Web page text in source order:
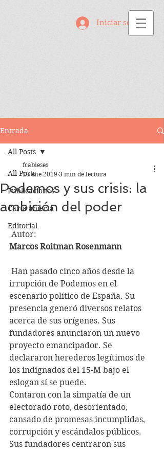
Iniciar sesión
Entrada
All Posts
Publicaciones
Carta abierta
Editorial
All Posts
Podemos y sus crisis: la
ambición del poder
fcabieses
25 ene 2019 3 min de lectura
Autor:
Marcos Roitman Rosenmann
irrupción de Podemos en el
escenario político de España. Su
presencia generó diversos relatos
acerca de sus orígenes. Sus
fundadores anunciaron un nuevo
proyecto emancipador. Se
declararon herederos legítimos de
los indignados del 15-M bajo el
eslogan sí se puede.
Contaron con la simpatía de un
electorado roto, desorientado,
cansado de promesas incumplidas,
corrupción y escándalos públicos.
Sus fundadores centraron sus